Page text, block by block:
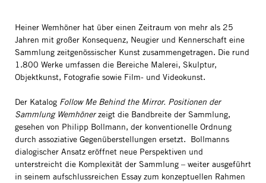
Heiner Wemhöner hat über einen Zeitraum von mehr als 25
Jahren mit großer Konsequenz, Neugier und Kennerschaft eine
Sammlung zeitgenössischer Kunst zusammengetragen. Die rund
1.800 Werke umfassen die Bereiche Malerei, Skulptur,
Objektkunst, Fotografie sowie Film- und Videokunst.
Der Katalog Follow Me Behind the Mirror. Positionen der
Sammlung Wemhönerzeigt die Bandbreite der Sammlung,
gesehen von Philipp Bollmann, der konventionelle Ordnung
durch assoziative Gegenüberstellungen ersetzt. Bollmanns
dialogischer Ansatz eröffnet neue Perspektiven und
unterstreicht die Komplexität der Sammlung – weiter ausgeführt
in seinem aufschlussreichen Essay zum konzeptuellen Rahmen